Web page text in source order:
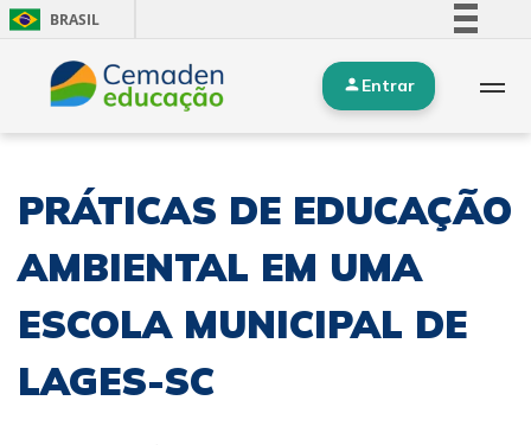
BRASIL
Simplifique!
Comunica BR
Legislação
Entrar
PRÁTICAS DE EDUCAÇÃO
AMBIENTAL EM UMA
ESCOLA MUNICIPAL DE
LAGES-SC